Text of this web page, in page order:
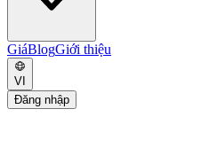
GiáBlogGiới thiệu
VI
Đăng nhập